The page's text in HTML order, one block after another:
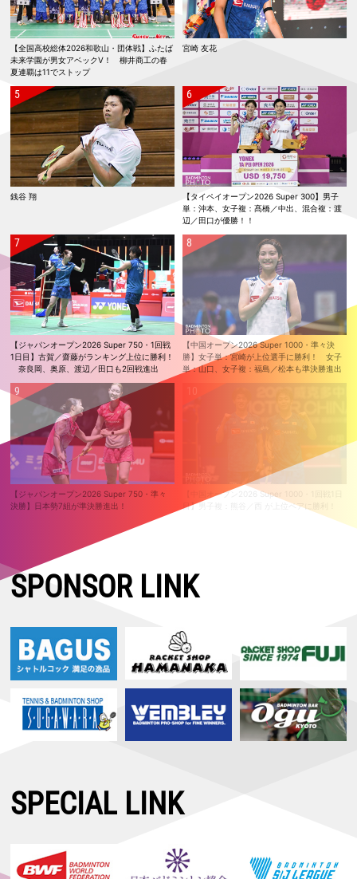
【全国高校総体2026和歌山・団体戦】ふたば
未来学園が男女アベックV！ 柳井商工の春
夏連覇は11でストップ
宮崎 友花
銭谷 翔
【タイペイオープン2026 Super 300】男子
単：沖本、女子複：髙橋／中出、混合複：渡
辺／田口が優勝！！
【ジャパンオープン2026 Super 750・1回戦
1日目】古賀／齋藤がランキング上位に勝利！
奈良岡、奥原、渡辺／田口も2回戦進出
【中国オープン2026 Super 1000・準々決
勝】女子単：宮崎が上位選手に勝利！ 女子
単：山口、女子複：福島／松本も準決勝進出
【ジャパンオープン2026 Super 750・準々
決勝】日本勢7組が準決勝進出！
【中国オープン2026 Super 1000・1回戦1日
目】男子複：熊谷／西 が上位ペアに勝利！
SPONSOR LINK
SPECIAL LINK